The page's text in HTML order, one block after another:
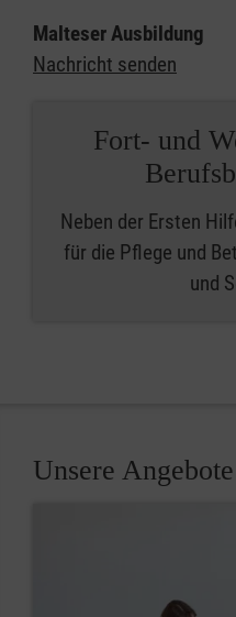
Malteser Ausbildung
Nachricht senden
Fort- und
Neben der Ersten
für die Pflege und
und
Unsere Angebote